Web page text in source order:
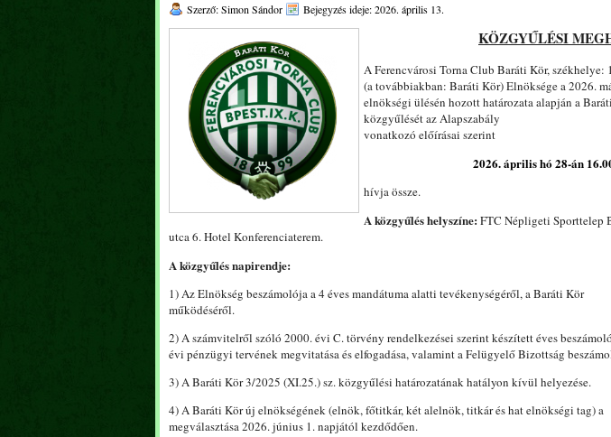
Szerző: Simon Sándor Bejegyzés ideje: 2026. április 13.
KÖZGYŰLÉSI
A Ferencvárosi Torna Club Baráti Kör,
(a továbbiakban: Baráti Kör) Elnöksége a 2026.
elnökségi ülésén hozott határozata alapján a
közgyűlését az Alapszabály
vonatkozó előírásai szerint
2026. április hó 28-án
hívja össze.
A közgyűlés helyszíne: FTC Népligeti Sporttelep
utca 6. Hotel Konferenciaterem.
A közgyűlés napirendje:
1) Az Elnökség beszámolója a 4 éves mandátuma alatti tevékenységéről, a Baráti Kör
működéséről.
2) A számvitelről szóló 2000. évi C. törvény rendelkezései szerint készített éves
évi pénzügyi tervének megvitatása és elfogadása, valamint a Felügyelő Bizottság
3) A Baráti Kör 3/2025 (XI.25.) sz. közgyűlési határozatának hatályon kívül helyezése.
4) A Baráti Kör új elnökségének (elnök, főtitkár, két alelnök, titkár és hat elnökségi tag) a
megválasztása 2026. június 1. napjától kezdődően.